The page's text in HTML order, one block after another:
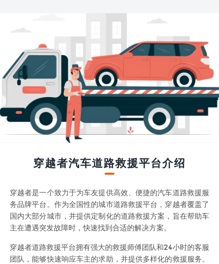
穿越者汽车道路救援平台介绍
穿越者是一个致力于为车友提供高效、便捷的汽车道路救援服
务品牌平台。作为全国性的城市道路救援平台，穿越者覆盖了
国内大部分城市，并提供定制化的道路救援方案，旨在帮助车
主在遭遇突发故障时，快速找到合适的解决方案。
穿越者道路救援平台拥有强大的救援师傅团队和24小时的客服
团队，能够快速响应车主的求助，并提供多样化的救援服务。